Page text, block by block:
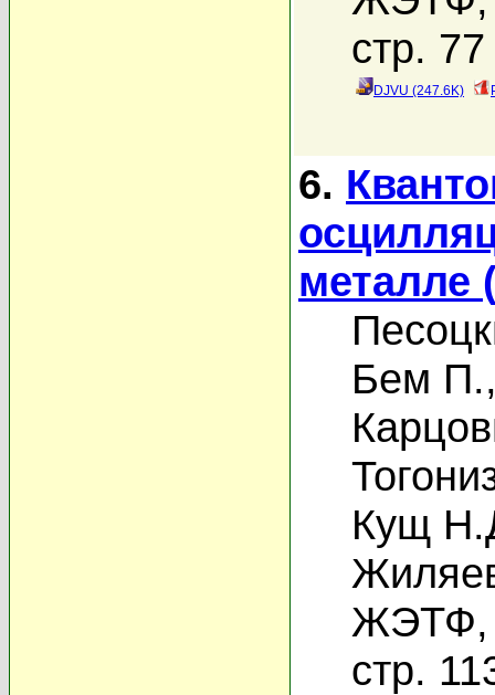
стр. 77
DJVU (247.6K)
6.
металле
Бем П.
Кущ
ЖЭТФ,
стр.